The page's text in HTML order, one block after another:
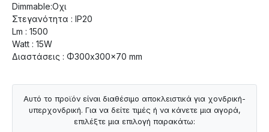
Dimmable:Οχι
Στεγανότητα : IP20
Lm : 1500
Watt : 15W
Διαστάσεις : Φ300x300x70 mm
Αυτό το προϊόν είναι διαθέσιμο αποκλειστικά για χονδρική-
υπερχονδρική. Για να δείτε τιμές ή να κάνετε μια αγορά,
επιλέξτε μια επιλογή παρακάτω: